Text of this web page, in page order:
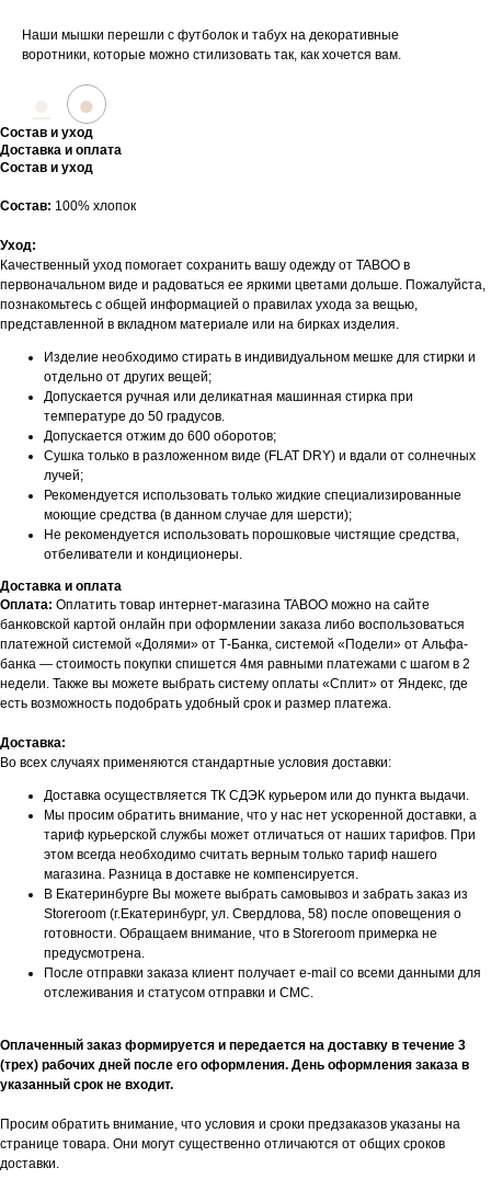
Наши мышки перешли с футболок и табух на декоративные
воротники, которые можно стилизовать так, как хочется вам.
●
Состав и уход
Доставка и оплата
Состав и уход
Состав: 100% хлопок
Уход:
Качественный уход помогает сохранить вашу одежду от TABOO в
первоначальном виде и радоваться ее яркими цветами дольше. Пожалуйста,
познакомьтесь с общей информацией о правилах ухода за вещью,
представленной в вкладном материале или на бирках изделия.
Изделие необходимо стирать в индивидуальном мешке для стирки и
отдельно от других вещей;
Допускается ручная или деликатная машинная стирка при
температуре до 50 градусов.
Допускается отжим до 600 оборотов;
Сушка только в разложенном виде (FLAT DRY) и вдали от солнечных
лучей;
Рекомендуется использовать только жидкие специализированные
моющие средства (в данном случае для шерсти);
Не рекомендуется использовать порошковые чистящие средства,
отбеливатели и кондиционеры.
Доставка и оплата
Оплата: Оплатить товар интернет-магазина TABOO можно на сайте
банковской картой онлайн при оформлении заказа либо воспользоваться
платежной системой «Долями» от Т-Банка, системой «Подели» от Альфа-
банка — стоимость покупки спишется 4мя равными платежами с шагом в 2
недели. Также вы можете выбрать систему оплаты «Сплит» от Яндекс, где
есть возможность подобрать удобный срок и размер платежа.
Доставка:
Во всех случаях применяются стандартные условия доставки:
Доставка осуществляется ТК СДЭК курьером или до пункта выдачи.
Мы просим обратить внимание, что у нас нет ускоренной доставки, а
тариф курьерской службы может отличаться от наших тарифов. При
этом всегда необходимо считать верным только тариф нашего
магазина. Разница в доставке не компенсируется.
В Екатеринбурге Вы можете выбрать самовывоз и забрать заказ из
Storeroom (г.Екатеринбург, ул. Свердлова, 58) после оповещения о
готовности. Обращаем внимание, что в Storeroom примерка не
предусмотрена.
После отправки заказа клиент получает e-mail со всеми данными для
отслеживания и статусом отправки и СМС.
Оплаченный заказ формируется и передается на доставку в течение 3
(трех) рабочих дней после его оформления. День оформления заказа в
указанный срок не входит.
Просим обратить внимание, что условия и сроки предзаказов указаны на
странице товара. Они могут существенно отличаются от общих сроков
доставки.